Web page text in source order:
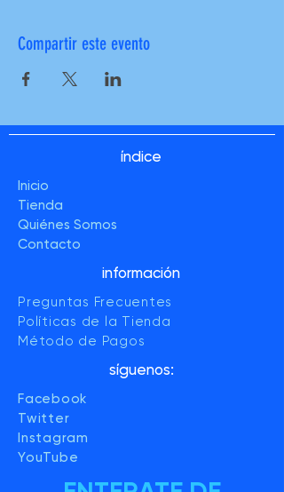
Compartir este evento
índice
Inicio
Tienda
Quiénes Somos
Contacto
información
Preguntas Frecuentes
Políticas de la Tienda
Método de Pagos
síguenos:
Facebook
Twitter
Instagram
YouTube